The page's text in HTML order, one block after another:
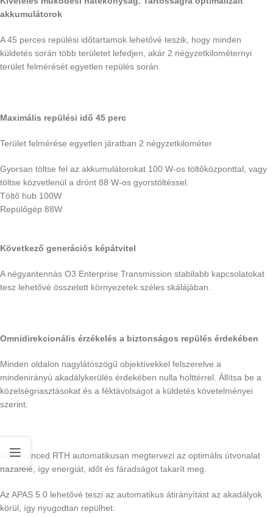
akkumulátorok
A 45 perces repülési időtartamok lehetővé teszik, hogy minden
küldetés során több területet lefedjen, akár 2 négyzetkilométernyi
terület felmérését egyetlen repülés során.
Maximális repülési idő 45 perc
Terület felmérése egyetlen járatban 2 négyzetkilométer
Gyorsan töltse fel az akkumulátorokat 100 W-os töltőközponttal, vagy
töltse közvetlenül a drónt 88 W-os gyorstöltéssel.
Töltő hub 100W
Repülőgép 88W
Következő generációs képátvitel
A négyantennás O3 Enterprise Transmission stabilabb kapcsolatokat
tesz lehetővé összetett környezetek széles skálájában.
Omnidirekcionális érzékelés a biztonságos repülés érdekében
Minden oldalon nagylátószögű objektívekkel felszerelve a
mindenirányú akadálykerülés érdekében nulla holttérrel. Állítsa be a
közelségriasztásokat és a féktávolságot a küldetés követelményei
szerint.
Az Advanced RTH automatikusan megtervezi az optimális útvonalat
hazafelé, így energiát, időt és fáradságot takarít meg.
Az APAS 5.0 lehetővé teszi az automatikus átirányítást az akadályok
körül, így nyugodtan repülhet.